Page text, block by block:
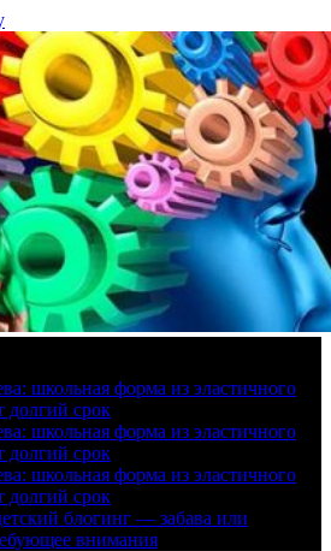
школьная форма из эластичного
долгий срок
школьная форма из эластичного
долгий срок
школьная форма из эластичного
долгий срок
блогинг — забава или
внимания